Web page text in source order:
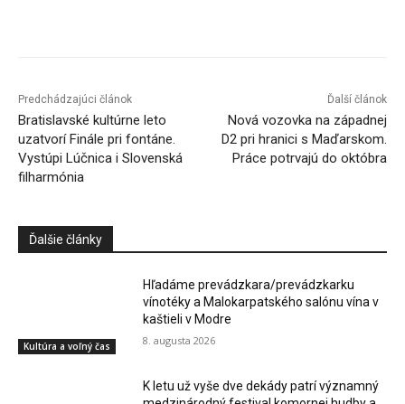
Predchádzajúci článok
Bratislavské kultúrne leto
uzatvorí Finále pri fontáne.
Vystúpi Lúčnica i Slovenská
filharmónia
Ďalší článok
Nová vozovka na západnej
D2 pri hranici s Maďarskom.
Práce potrvajú do októbra
Ďalšie články
Kultúra a voľný čas
Hľadáme prevádzkara/prevádzkarku
vínotéky a Malokarpatského salónu vína v
kaštieli v Modre
8. augusta 2026
K letu už vyše dve dekády patrí významný